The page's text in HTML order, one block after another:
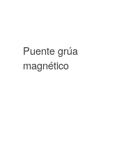
Puente grúa
magnético